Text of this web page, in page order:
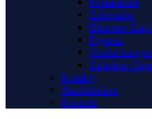
Zahnstäbe
Blumen/
Figuren
Verdachungen
Zubehör:
Katalog
Stuckdecken
Kontakt